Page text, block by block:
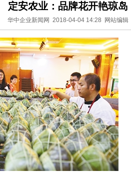
定安农业：品牌花开艳琼岛
华中企业新闻网 2018-04-04 14:28 网站编辑